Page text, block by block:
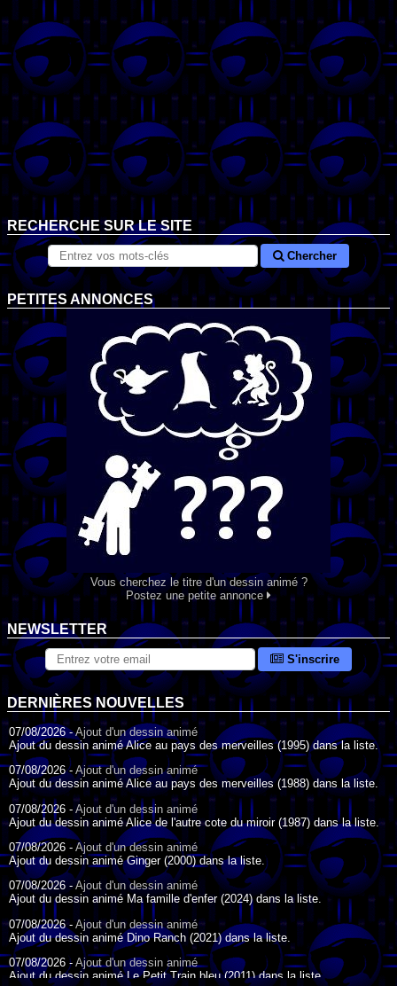
RECHERCHE SUR LE SITE
Chercher
PETITES ANNONCES
Vous cherchez le titre d'un dessin animé ?
Postez une petite annonce
NEWSLETTER
S'inscrire
DERNIÈRES NOUVELLES
07/08/2026 -Ajout d'un dessin animé
Ajout du dessin animé Alice au pays des merveilles (1995) dans la liste.
07/08/2026 - Ajout d'un dessin animé
Ajout du dessin animé Alice au pays des merveilles (1988) dans la liste.
07/08/2026 - Ajout d'un dessin animé
Ajout du dessin animé Alice de l'autre cote du miroir (1987) dans la liste.
07/08/2026 - Ajout d'un dessin animé
Ajout du dessin animé Ginger (2000) dans la liste.
07/08/2026 -Ajout d'un dessin animé
Ajout du dessin animé Ma famille d'enfer (2024) dans la liste.
07/08/2026 -Ajout d'un dessin animé
Ajout du dessin animé Dino Ranch (2021) dans la liste.
07/08/2026 - Ajout d'un dessin animé
Ajout du dessin animé Le Petit Train bleu (2011) dans la liste.